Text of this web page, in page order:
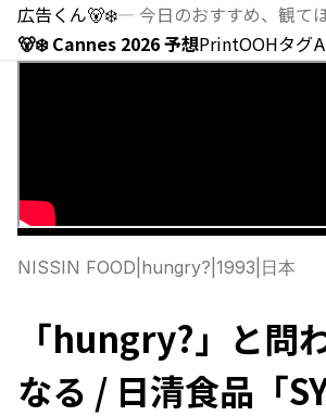
広告くん🐻‍❄️— 今日のおすすめ、観て
🐻‍❄️ Cannes 2026 予想PrintOOHタグ
NISSIN FOOD hungry? 1993 日本
「hungry?」と問
なる / 日清食品「